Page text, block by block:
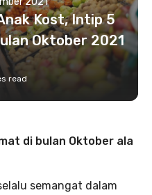
Kost, Intip 5
Oktober 2021
read
di bulan Oktober ala
semangat dalam